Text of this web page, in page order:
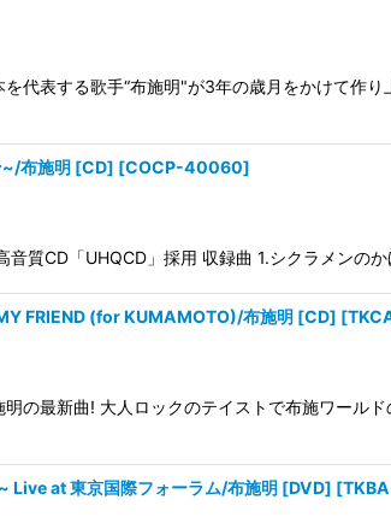
代表する歌手“布施明"が3年の歳月をかけて作
~/布施明 [CD] [COCP-40060]
音質CD「UHQCD」採用 収録曲 1.シクラメン
FRIEND (for KUMAMOTO)/布施明 [CD] [
の最新曲! 大人ロックのテイストで布施ワール
Live at 東京国際フォーラム/布施明 [DVD] [